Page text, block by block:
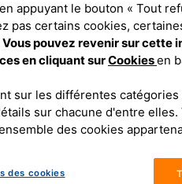
DE NOS
dans les services
et des achats
du développement
clients et partenaires
appuyant le bouton « Tout
pas certains cookies,
Vous pouvez revenir sur cette
en cliquant surCookiesen
sur les différentes
sur chacune d'entre elles.
des cookies
des cookies